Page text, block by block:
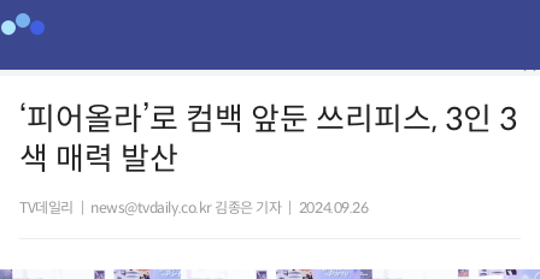
‘피어올라’로 컴백 앞둔 쓰리피스, 3인 3
색 매력 발산
TV데일리 news@tvdaily.co.kr 김종은 기자 2024.09.26